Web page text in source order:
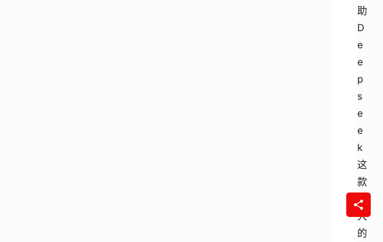
助
D
e
e
p
s
e
e
k
这
款
强
大
的